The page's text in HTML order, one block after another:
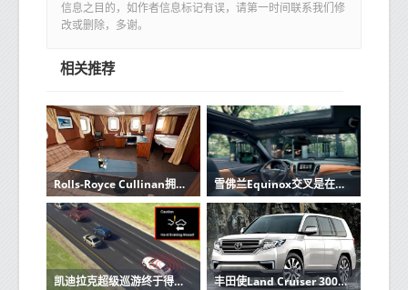
信息之目的，如作者信息标记有误，请第一时间联系我们修
改或删除，多谢。
相关推荐
Rolls-Royce Cullinan拥有Viewing Suite后排座椅 雪佛兰Equinox交叉是在品牌的目前的阵容的关键角色
凯迪拉克超级巡游终于得到了应有的推广 丰田使Land Cruiser 300系列怀疑者沉默！